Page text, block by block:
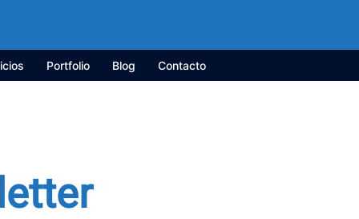
Portfolio Blog Contacto